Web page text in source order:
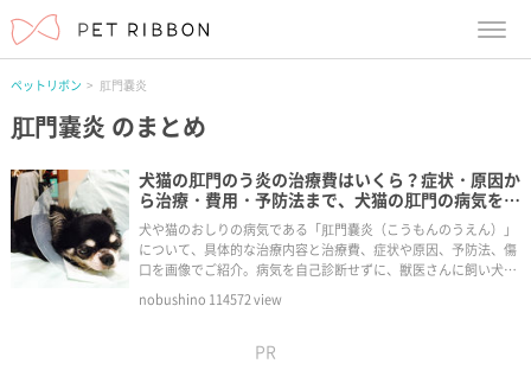
ペットリボン 肛門嚢炎
肛門嚢炎 のまとめ
犬猫の肛門のう炎の治療費はいくら？症状・原因か
ら治療・費用・予防法まで、犬猫の肛門の病気を知
る｜病気事典
犬や猫のおしりの病気である「肛門嚢炎（こうもんのうえん）」
について、具体的な治療内容と治療費、症状や原因、予防法、傷
口を画像でご紹介。病気を自己診断せずに、獣医さんに飼い犬の
症状を説明するときの参考にしてください。
nobushino 114572view
PR